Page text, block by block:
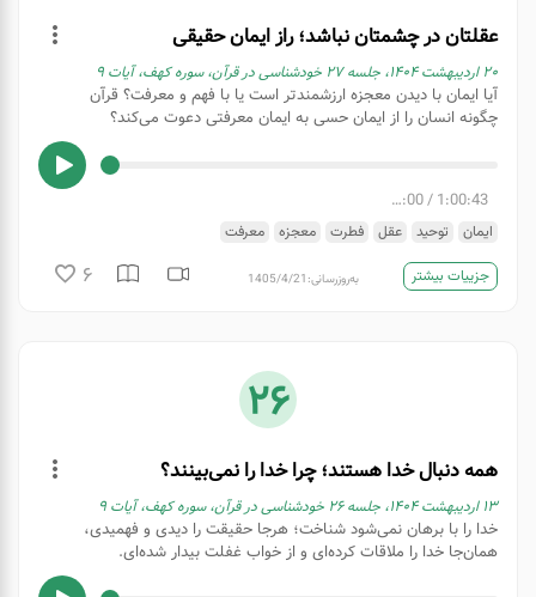
عقلتان در چشمتان نباشد؛ راز ایمان حقیقی
۲۰ اردیبهشت ۱۴۰۴، جلسه ۲۷ خودشناسی در قرآن، سوره کهف، آیات ۹
آیا ایمان با دیدن معجزه ارزشمندتر است یا با فهم و معرفت؟ قرآن
چگونه انسان را از ایمان حسی به ایمان معرفتی دعوت می‌کند؟
1:00:43
/
00:00
ایمان توحید عقل فطرت معجزه معرفت
جزییات بیشتر به‌روزرسانی: 1405/4/21
6
26
همه دنبال خدا هستند؛ چرا خدا را نمی‌بینند؟
۱۳ اردیبهشت ۱۴۰۴، جلسه ۲۶ خودشناسی در قرآن، سوره کهف، آیات ۹
خدا را با برهان نمی‌شود شناخت؛ هرجا حقیقت را دیدی و فهمیدی،
همان‌جا خدا را ملاقات کرده‌ای و از خواب غفلت بیدار شده‌ای.